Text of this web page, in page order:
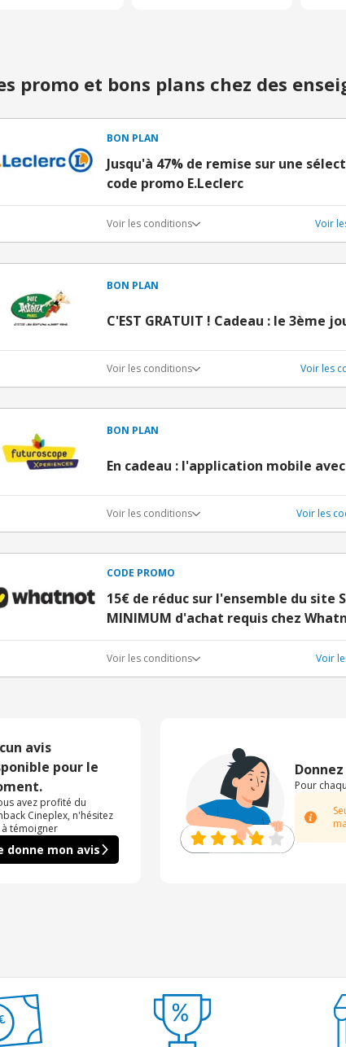
promo et bons plans chez des
BON PLAN
Jusqu'à 47% de remise sur une
code promo E.Leclerc
Voir les conditions Voir
BON PLAN
C'EST GRATUIT ! Cadeau : le 3ème
Voir les conditions Voir les
BON PLAN
En cadeau : l'application mobile
Voir les conditions Voir les
CODE PROMO
15€ de réduc sur l'ensemble du site
MINIMUM d'achat requis chez
Voir les conditions Voir
avis
pour le
avez profité du
Cineplex, n'hésitez
à témoigner
donne mon avis
Pour